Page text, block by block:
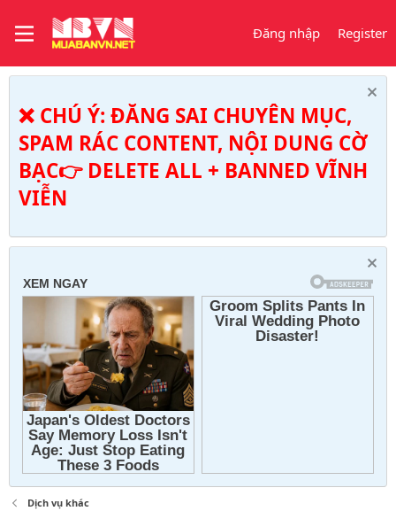
Đăng nhập Register
❌ CHÚ Ý: ĐĂNG SAI CHUYÊN MỤC,
SPAM RÁC CONTENT, NỘI DUNG CỜ
BẠC👉 DELETE ALL + BANNED VĨNH
VIỄN
Dịch vụ khác